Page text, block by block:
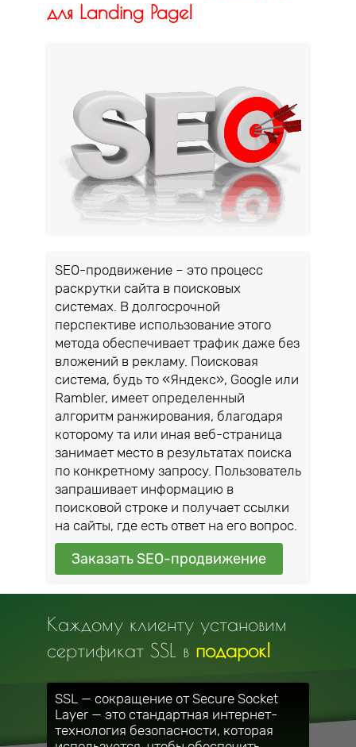
для Landing Page!
SEO-продвижение – это процесс
раскрутки сайта в поисковых
системах. В долгосрочной
перспективе использование этого
метода обеспечивает трафик даже без
вложений в рекламу. Поисковая
система, будь то «Яндекс», Google или
Rambler, имеет определенный
алгоритм ранжирования, благодаря
которому та или иная веб-страница
занимает место в результатах поиска
по конкретному запросу. Пользователь
запрашивает информацию в
поисковой строке и получает ссылки
на сайты, где есть ответ на его вопрос.
Заказать SEO-продвижение
Каждому клиенту установим
сертификат SSL в подарок!
SSL — сокращение от Secure Socket
Layer — это стандартная интернет-
технология безопасности, которая